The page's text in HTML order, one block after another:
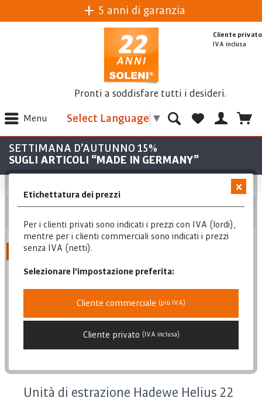
5 anni di garanzia
Pronti a soddisfare tutti i desideri.
Select Language ▼
Menu
Cliente privato
IVA inclusa
SETTIMANA D’AUTUNNO 15%
SUGLI ARTICOLI “MADE IN GERMANY”
Posizione
Posizione
Data di pubblicazione
Prezzo più basso
Prezzo più alto
Descrizione dell'articolo
Da11
-15%
Unità di estrazione Hadewe Helius 22
Etichettatura dei prezzi
Per i clienti privati sono indicati i prezzi con IVA (lordi),
mentre per i clienti commerciali sono indicati i prezzi
senza IVA (netti).
Selezionare l'impostazione preferita:
Cliente commerciale (più IVA)
Cliente privato (IVA inclusa)